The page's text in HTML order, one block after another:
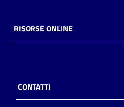
Decentrate
RISORSE ONLINE
CONTATTI